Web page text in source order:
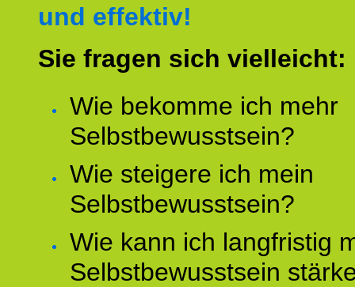
und effektiv!
Sie fragen sich vielleicht:
Wie bekomme ich mehr
Selbstbewusstsein?
Wie steigere ich mein
Selbstbewusstsein?
Wie kann ich langfristig
Selbstbewusstsein